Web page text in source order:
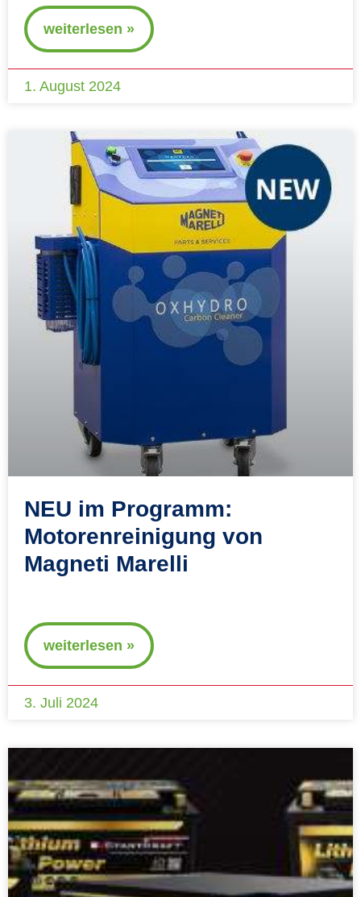
weiterlesen »
1. August 2024
NEU im Programm:
Motorenreinigung von
Magneti Marelli
weiterlesen »
3. Juli 2024